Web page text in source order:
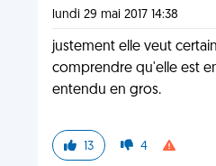
lundi 29 mai 2017 14:38
justement elle veut
comprendre qu'elle est
entendu en gros.
13 4